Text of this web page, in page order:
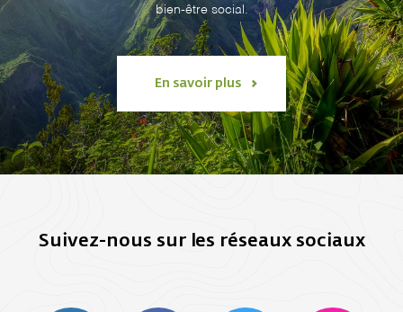
bien-être social.
En savoir plus
Suivez-nous sur les réseaux sociaux